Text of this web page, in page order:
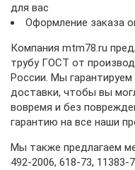
для вас
Оформление заказа
Компания mtm78.ru
трубу ГОСТ от
России. Мы
доставки, чтобы вы
вовремя и без
гарантию на все наши
Мы также предлагаем
492-2006, 618-73, 11383-